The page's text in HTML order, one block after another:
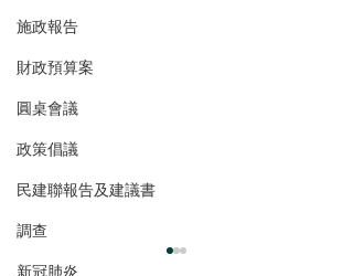
施政報告
財政預算案
圓桌會議
政策倡議
民建聯報告及建議書
調查
新冠肺炎